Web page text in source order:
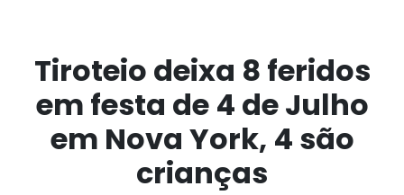
Tiroteio deixa 8 feridos
em festa de 4 de Julho
em Nova York, 4 são
crianças